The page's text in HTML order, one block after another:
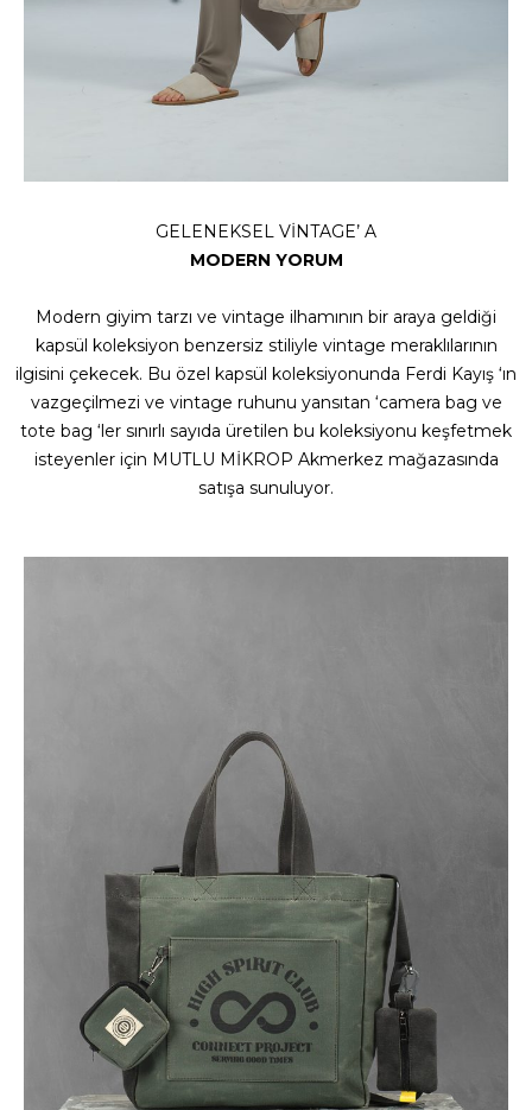
GELENEKSEL VİNTAGE’ A
MODERN YORUM
Modern giyim tarzı ve vintage ilhamının bir araya geldiği
kapsül koleksiyon benzersiz stiliyle vintage meraklılarının
ilgisini çekecek. Bu özel kapsül koleksiyonunda Ferdi Kayış ‘ın
vazgeçilmezi ve vintage ruhunu yansıtan ‘camera bag ve
tote bag ‘ler sınırlı sayıda üretilen bu koleksiyonu keşfetmek
isteyenler için MUTLU MİKROP Akmerkez mağazasında
satışa sunuluyor.